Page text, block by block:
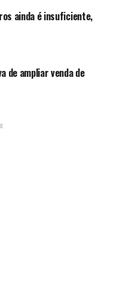
em qualificação e
capacitação sobre
ainda é insuficiente,
de ampliar venda de